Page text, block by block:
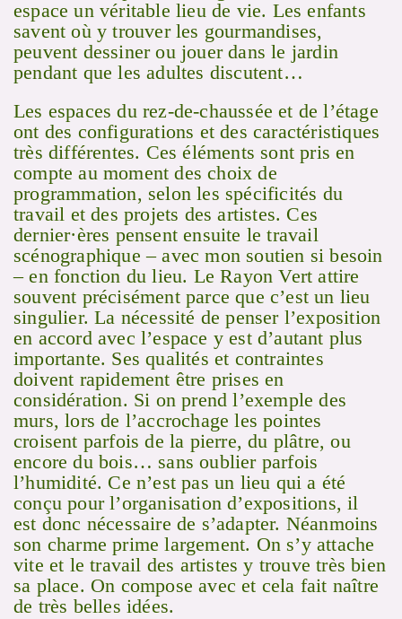
espace un véritable lieu de vie. Les enfants
savent où y trouver les gourmandises,
peuvent dessiner ou jouer dans le jardin
pendant que les adultes discutent…
Les espaces du rez-de-chaussée et de l’étage
ont des configurations et des caractéristiques
très différentes. Ces éléments sont pris en
compte au moment des choix de
programmation, selon les spécificités du
travail et des projets des artistes. Ces
dernier·ères pensent ensuite le travail
scénographique – avec mon soutien si besoin
– en fonction du lieu. Le Rayon Vert attire
souvent précisément parce que c’est un lieu
singulier. La nécessité de penser l’exposition
en accord avec l’espace y est d’autant plus
importante. Ses qualités et contraintes
doivent rapidement être prises en
considération. Si on prend l’exemple des
murs, lors de l’accrochage les pointes
croisent parfois de la pierre, du plâtre, ou
encore du bois… sans oublier parfois
l’humidité. Ce n’est pas un lieu qui a été
conçu pour l’organisation d’expositions, il
est donc nécessaire de s’adapter. Néanmoins
son charme prime largement. On s’y attache
vite et le travail des artistes y trouve très bien
sa place. On compose avec et cela fait naître
de très belles idées.